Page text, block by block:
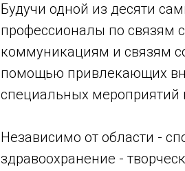
Будучи одной из десяти
профессионалы по связям
коммуникациям и связям
помощью привлекающих
специальных мероприятий
Независимо от области -
здравоохранение -